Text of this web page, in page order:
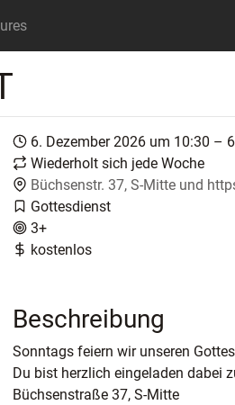
6. Dezember 2026 um 10:30 –
Wiederholt sich jede Woche
Büchsenstr. 37, S-Mitte und
Gottesdienst
3+
kostenlos
Beschreibung
Sonntags feiern wir unseren
Du bist herzlich eingeladen dabei
Büchsenstraße 37, S-Mitte